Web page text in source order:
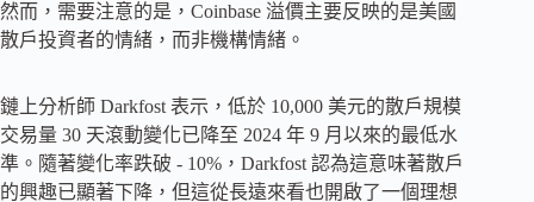
然而，需要注意的是，Coinbase 溢價主要反映的是美國
散戶投資者的情緒，而非機構情緒。
鏈上分析師 Darkfost 表示，低於 10,000 美元的散戶規模
交易量 30 天滾動變化已降至 2024 年 9 月以來的最低水
準。隨著變化率跌破 - 10%，Darkfost 認為這意味著散戶
的興趣已顯著下降，但這從長遠來看也開啟了一個理想